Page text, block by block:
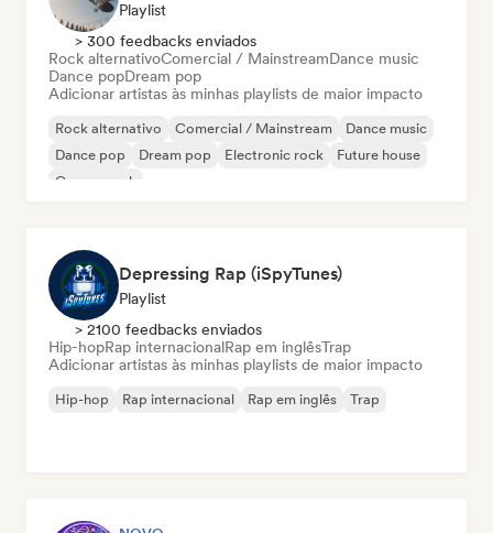
Playlist
> 300 feedbacks enviados
Rock alternativoComercial / MainstreamDance music
Dance popDream pop
Adicionar artistas às minhas playlists de maior impacto
Rock alternativo Comercial / Mainstream
Dance music
Dance pop
Dream pop Electronic rock
Future house
Garage rock
Depressing Rap (iSpyTunes)
Playlist
> 2100 feedbacks enviados
Hip-hopRap internacionalRap em inglêsTrap
Adicionar artistas às minhas playlists de maior impacto
Hip-hop Rap internacional Rap em inglês Trap